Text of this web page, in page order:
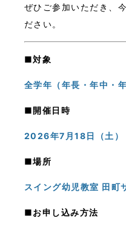
ぜひご参加いただき、
ださい。
■対象
全学年（年長・年中・
■開催日時
2026年7月18日（土
■場所
スイング幼児教室 田町
■お申し込み方法